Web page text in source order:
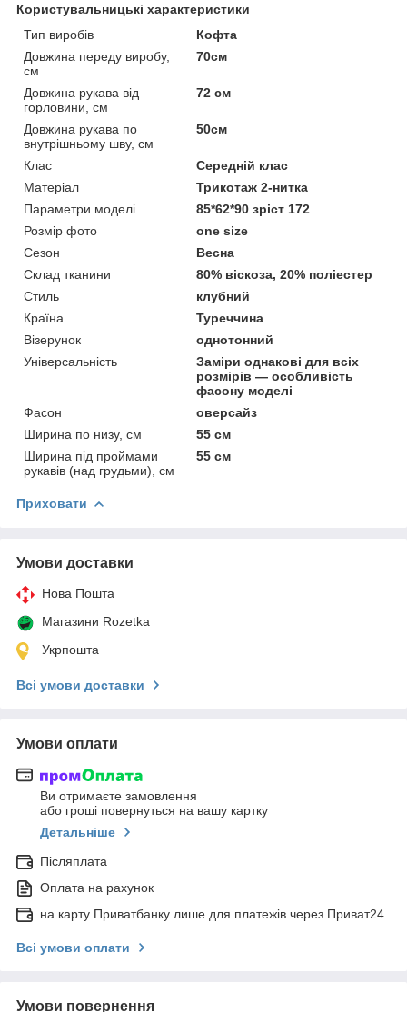
Користувальницькі характеристики
Тип виробів
Кофта
Довжина переду виробу,
см
70см
Довжина рукава від
горловини, см
72 см
Довжина рукава по
внутрішньому шву, см
50см
Клас
Середній клас
Матеріал
Трикотаж 2-нитка
Параметри моделі
85*62*90 зріст 172
Розмір фото
one size
Сезон
Весна
Склад тканини
80% віскоза, 20% поліестер
Стиль
клубний
Країна
Туреччина
Візерунок
однотонний
Універсальність
Заміри однакові для всіх
розмірів — особливість
фасону моделі
Фасон
оверсайз
Ширина по низу, см
55 см
Ширина під проймами
рукавів (над грудьми), см
55 см
Приховати
Умови доставки
Нова Пошта
Магазини Rozetka
Укрпошта
Всі умови доставки
Умови оплати
Ви отримаєте замовлення
або гроші повернуться на вашу картку
Детальніше
Післяплата
Оплата на рахунок
на карту Приватбанку лише для платежів через Приват24
Всі умови оплати
Умови повернення